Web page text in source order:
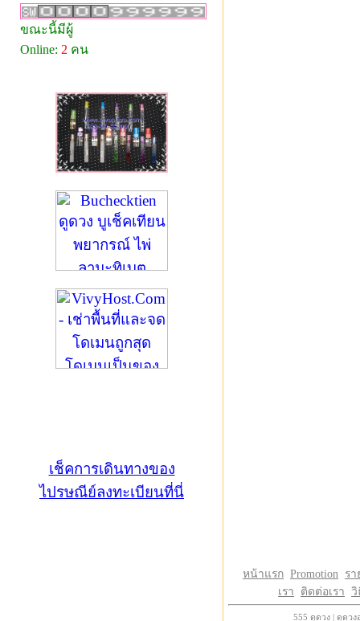
ขณะนี้มีผู้
Online: 2 คน
เช็คการเดินทางของ
ไปรษณีย์ลงทะเบียนที่นี่
หน้าแรก Promotion ร
เรา
ติดต่อเรา วิ
555 ดูดวง ดูดวง